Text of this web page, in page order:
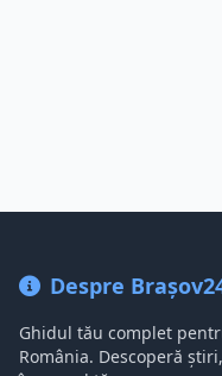
Despre
Ghidul tău complet
România. Descoperă